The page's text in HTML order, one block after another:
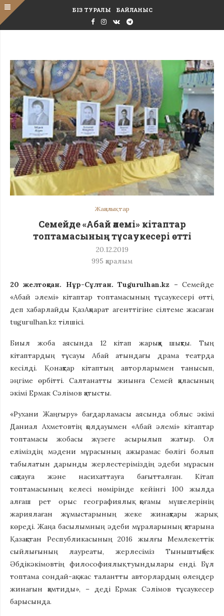
БІЗ ТУРАЛЫ БАЙЛАНЫС
Жаңалықтар
Семейде «Абай әлемі» кітаптар
топтамасының тұсаукесері өтті
20.12.2019
995 қаралым
20 желтоқсан. Нұр-Сұлтан. Tugurulhan.kz – Семейде
«Абай әлемі» кітаптар топтамасының тұсаукесері өтті,
деп хабарлайды ҚазАқпарат агенттігіне сілтеме жасаған
tugurulhan.kz тілшісі.
Биыл жоба аясында 12 кітап жарыққа шықты. Тың
кітаптардың тұсауы Абай атындағы драма театрда
кесілді. Қонақтар кітаптың авторларымен танысып,
әңгіме өрбітті. Салтанатты жиынға Семей қаласының
әкімі Ермак Сәлімов қатысты.
«Рухани Жаңғыру» бағдарламасы аясында облыс әкімі
Даниал Ахметовтің қолдауымен «Абай әлемі» кітаптар
топтамасы жобасы жүзеге асырылып жатыр. Ол
еліміздің мәдени мұрасының ажырамас бөлігі болып
табылатын дарынды жерлестеріміздің әдеби мұрасын
сақтауға және насихаттауға бағытталған. Кітап
топтамасының келесі нөмірінде кейінгі 100 жылда
алғаш рет орыс географиялық қоғамы мүшелерінің
жариялаған жұмыстарының жеке жинақтары жарық
көреді. Жаңа басылымның әдеби мұраларының қатарына
Қазақстан Республикасының 2016 жылғы Мемлекеттік
сыйлығының лауреаты, жерлесіміз Тыныштықбек
Әбдікәкімовтің философиялық туындылары енді. Бұл
топтама сондай-ақ жас талантты авторлардың өлеңдер
жинағын қамтиды», – деді Ермак Сәлімов тұсаукесер
барысында.